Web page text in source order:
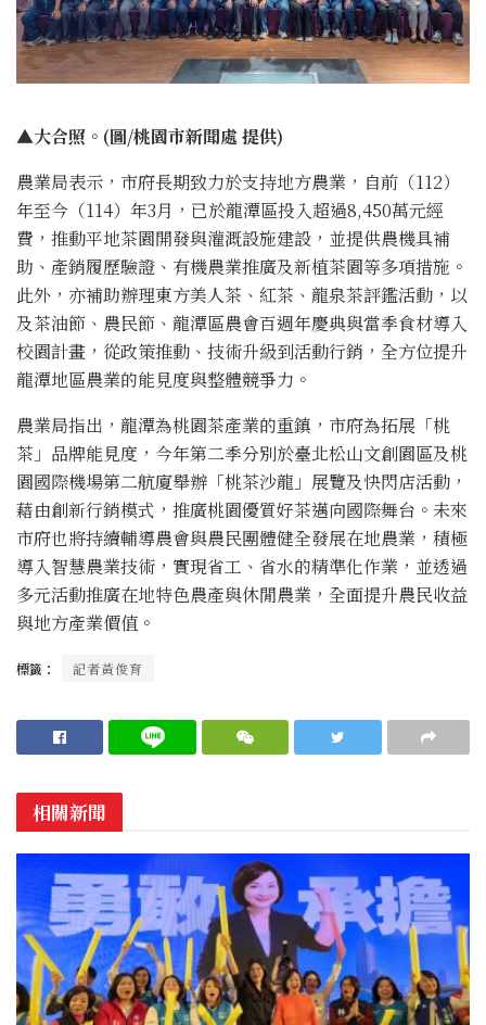
▲大合照。(圖/桃園市新聞處 提供)
農業局表示，市府長期致力於支持地方農業，自前（112）
年至今（114）年3月，已於龍潭區投入超過8,450萬元經
費，推動平地茶園開發與灌溉設施建設，並提供農機具補
助、產銷履歷驗證、有機農業推廣及新植茶園等多項措施。
此外，亦補助辦理東方美人茶、紅茶、龍泉茶評鑑活動，以
及茶油節、農民節、龍潭區農會百週年慶典與當季食材導入
校園計畫，從政策推動、技術升級到活動行銷，全方位提升
龍潭地區農業的能見度與整體競爭力。
農業局指出，龍潭為桃園茶產業的重鎮，市府為拓展「桃
茶」品牌能見度，今年第二季分別於臺北松山文創園區及桃
園國際機場第二航廈舉辦「桃茶沙龍」展覽及快閃店活動，
藉由創新行銷模式，推廣桃園優質好茶邁向國際舞台。未來
市府也將持續輔導農會與農民團體健全發展在地農業，積極
導入智慧農業技術，實現省工、省水的精準化作業，並透過
多元活動推廣在地特色農產與休閒農業，全面提升農民收益
與地方產業價值。
標籤： 記者黃俊育
相關新聞